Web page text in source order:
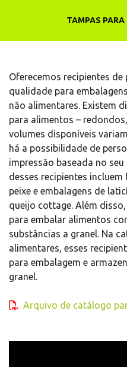
TAMPAS
Oferecemos recipientes
qualidade para
não alimentares. Existem
para alimentos –
volumes disponíveis
há a possibilidade de
impressão baseada no
desses recipientes
peixe e embalagens de
queijo cottage. Além
para embalar alimentos
substâncias a granel. Na
alimentares, esses
para embalagem e
granel.
Arquivo de catálogo